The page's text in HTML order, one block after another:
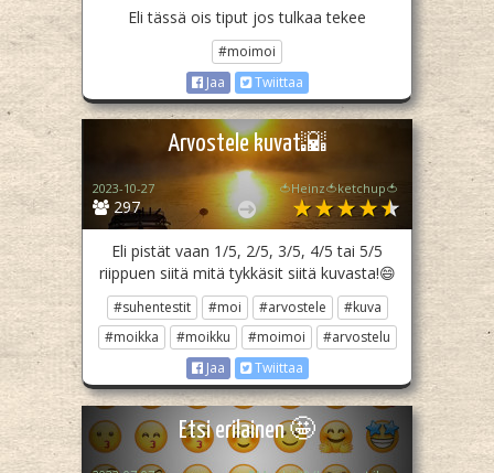
Eli tässä ois tiput jos tulkaa tekee
#moimoi
Jaa
Twiittaa
Arvostele kuvat🌇
297
2023-10-27 🍅Heinz🍅ketchup🍅
Eli pistät vaan 1/5, 2/5, 3/5, 4/5 tai 5/5
riippuen siitä mitä tykkäsit siitä kuvasta!😄
#suhentestit #moi #arvostele
#kuva
#moikka
#moikku #moimoi
#arvostelu
Jaa
Twiittaa
Etsi erilainen 🤩